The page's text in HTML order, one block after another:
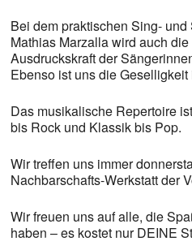
Bei dem praktischen Sing-
Mathias Marzalla wird auch
Ausdruckskraft der
Ebenso ist uns die
Das musikalische Repertoire
bis Rock und Klassik bis Pop.
Wir treffen uns immer
Nachbarschafts-Werkstatt der
Wir freuen uns auf alle, die
haben – es kostet nur DEINE